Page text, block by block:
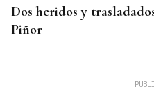
Dos heridos y
Piñor